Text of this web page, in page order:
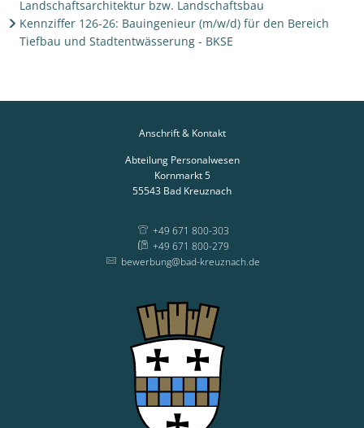
Landschaftsarchitektur bzw. Landschaftsbau
Kennziffer 126-26: Bauingenieur (m/w/d) für den Bereich
Tiefbau und Stadtentwässerung - BKSE
Anschrift & Kontakt
Abteilung Personalwesen
Kornmarkt 5
55543 Bad Kreuznach
+49 671 800-303
+49 671 800-279
bewerbung@bad-kreuznach.de